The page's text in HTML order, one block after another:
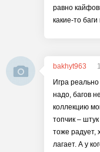
равно
какие-то
bakhyt963
Игра
надо, багов
коллекцию
топчик –
тоже радует,
лагает. А у